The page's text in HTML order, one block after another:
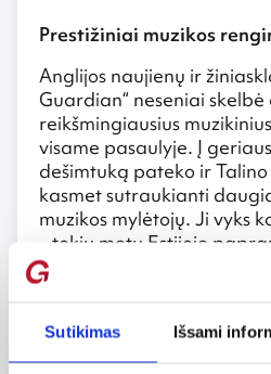
Sutikimas Išsami
Prestižiniai muzikos
Anglijos naujienų ir
Guardian“ neseniai skelbė
reikšmingiausius
visame pasaulyje. Į
dešimtuką pateko ir
kasmet sutraukianti
muzikos mylėtojų. Ji vyks
– tokiu metu Estijoje
žiema. O tiems, kas nori
pasiklausyti dar šiemet,
aidi chorų ir vargonų